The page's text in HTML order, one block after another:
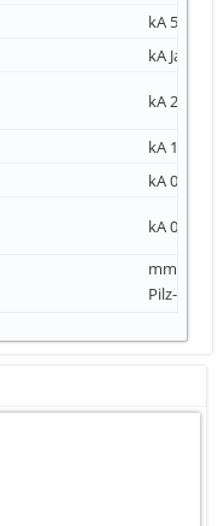
kA 5 ...
kA Ja;
kA 2,1 A
kA 1; 5-
kA 0 12
kA 0,6 A
mm mm
Pilz-,